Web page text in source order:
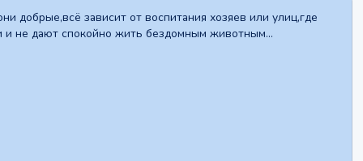
добрые,всё зависит от воспитания хозяев или улиц,где
и не дают спокойно жить бездомным животным...